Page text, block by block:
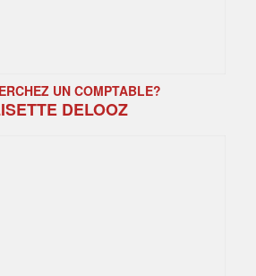
UN COMPTABLE?
DELOOZ